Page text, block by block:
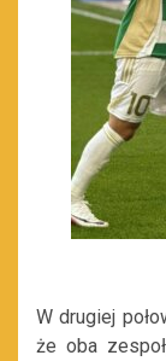
W drugiej
że oba